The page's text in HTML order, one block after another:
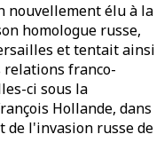
nouvellement élu à la
homologue russe,
et tentait ainsi
relations franco-
ci sous la
Hollande, dans
de l'invasion russe de